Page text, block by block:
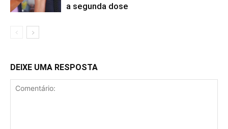
a segunda dose
DEIXE UMA RESPOSTA